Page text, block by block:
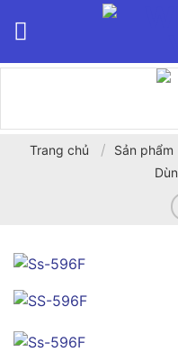
Trang chủ / Sản phẩm